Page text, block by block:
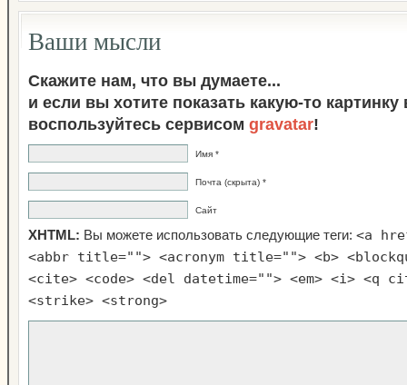
Ваши мысли
Скажите нам, что вы думаете...
и если вы хотите показать какую-то
воспользуйтесь сервисом gravatar!
Имя *
Почта (скрыта) *
Сайт
XHTML: Вы можете использовать следующие теги: <a
<abbr title=""> <acronym title=""> <b>
<cite> <code> <del datetime=""> <em> <i> <q
<strike> <strong>